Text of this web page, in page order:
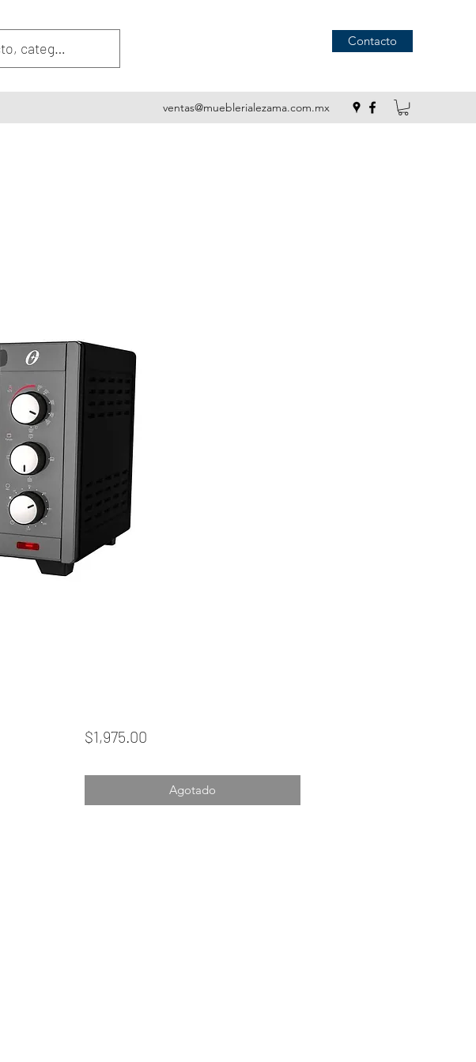
Contacto
ventas@mueblerialezama.com.mx
$1,975.00Precio
Agotado